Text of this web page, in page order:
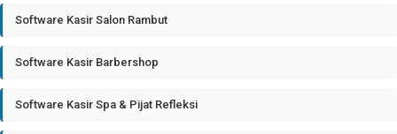
Software Kasir Salon Rambut
Software Kasir Barbershop
Software Kasir Spa & Pijat Refleksi